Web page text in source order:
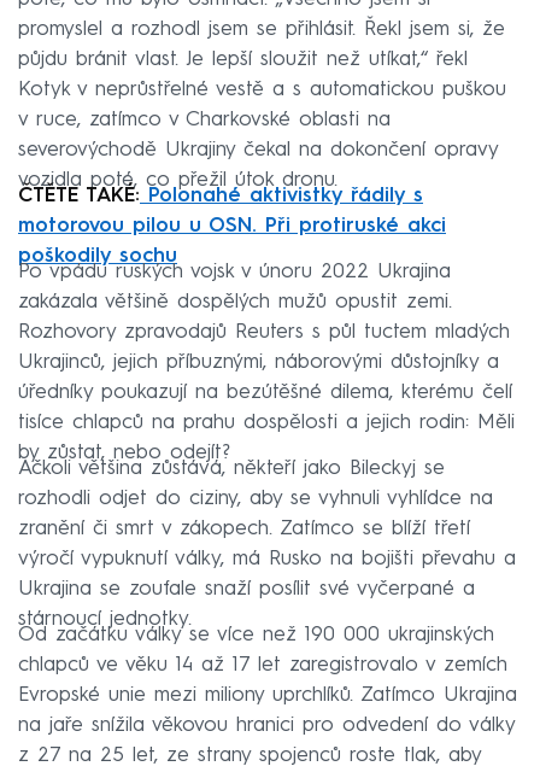
promyslel a rozhodl jsem se přihlásit. Řekl jsem si, že
půjdu bránit vlast. Je lepší sloužit než utíkat,“ řekl
Kotyk v neprůstřelné vestě a s automatickou puškou
v ruce, zatímco v Charkovské oblasti na
severovýchodě Ukrajiny čekal na dokončení opravy
vozidla poté, co přežil útok dronu.
ČTĚTE TAKÉ: Polonahé aktivistky řádily s
motorovou pilou u OSN. Při protiruské akci
poškodily sochu
Po vpádu ruských vojsk v únoru 2022 Ukrajina
zakázala většině dospělých mužů opustit zemi.
Rozhovory zpravodajů Reuters s půl tuctem mladých
Ukrajinců, jejich příbuznými, náborovými důstojníky a
úředníky poukazují na bezútěšné dilema, kterému čelí
tisíce chlapců na prahu dospělosti a jejich rodin: Měli
by zůstat, nebo odejít?
Ačkoli většina zůstává, někteří jako Bileckyj se
rozhodli odjet do ciziny, aby se vyhnuli vyhlídce na
zranění či smrt v zákopech. Zatímco se blíží třetí
výročí vypuknutí války, má Rusko na bojišti převahu a
Ukrajina se zoufale snaží posílit své vyčerpané a
stárnoucí jednotky.
Od začátku války se více než 190 000 ukrajinských
chlapců ve věku 14 až 17 let zaregistrovalo v zemích
Evropské unie mezi miliony uprchlíků. Zatímco Ukrajina
na jaře snížila věkovou hranici pro odvedení do války
z 27 na 25 let, ze strany spojenců roste tlak, aby